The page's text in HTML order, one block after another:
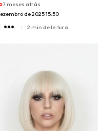
de 2025 15:50
7 meses atrás
2 min de leitura